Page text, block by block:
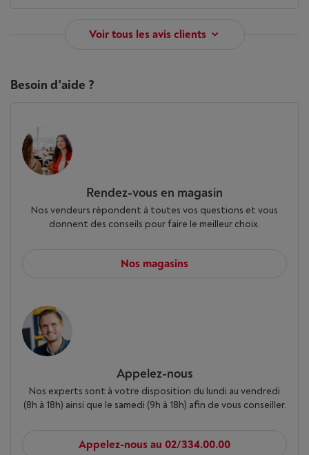
Voir tous les avis clients
Besoin d'aide ?
Rendez-vous en magasin
Nos vendeurs répondent à toutes vos questions et vous
donnent des conseils pour faire le meilleur choix.
Nos magasins
Appelez-nous
Nos experts sont à votre disposition du lundi au vendredi
(8h à 18h) ainsi que le samedi (9h à 18h) afin de vous conseiller.
Appelez-nous au 02/334.00.00